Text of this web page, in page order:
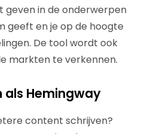
geven in de onderwerpen
geeft en je op de hoogte
De tool wordt ook
markten te verkennen.
als Hemingway
content schrijven?